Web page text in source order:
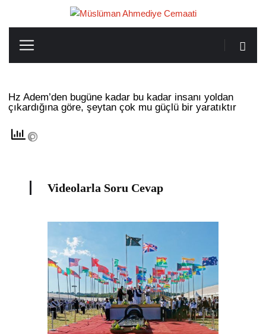
Hz Adem’den bugüne kadar bu kadar insanı yoldan
çıkardığına göre, şeytan çok mu güçlü bir yaratıktır
Videolarla Soru Cevap